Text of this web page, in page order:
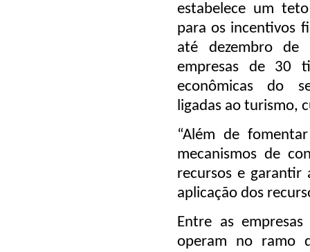
estabelece um
para os incentivos
até dezembro de
empresas de 30
econômicas do
ligadas ao turismo,
“Além de
mecanismos de
recursos e garantir
aplicação dos
Entre as
operam no ramo